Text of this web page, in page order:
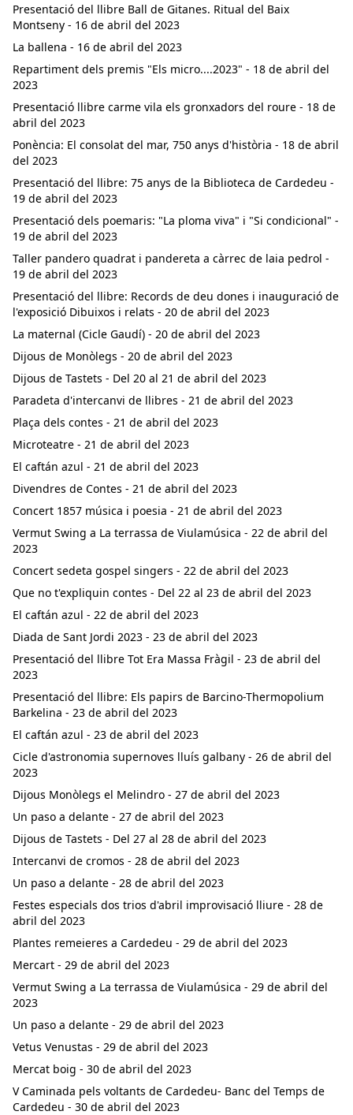
Presentació del llibre Ball de Gitanes. Ritual del Baix
Montseny - 16 de abril del 2023
La ballena - 16 de abril del 2023
Repartiment dels premis "Els micro....2023" - 18 de abril del
2023
Presentació llibre carme vila els gronxadors del roure - 18 de
abril del 2023
Ponència: El consolat del mar, 750 anys d'història - 18 de abril
del 2023
Presentació del llibre: 75 anys de la Biblioteca de Cardedeu -
19 de abril del 2023
Presentació dels poemaris: "La ploma viva" i "Si condicional" -
19 de abril del 2023
Taller pandero quadrat i pandereta a càrrec de laia pedrol -
19 de abril del 2023
Presentació del llibre: Records de deu dones i inauguració de
l'exposició Dibuixos i relats - 20 de abril del 2023
La maternal (Cicle Gaudí) - 20 de abril del 2023
Dijous de Monòlegs - 20 de abril del 2023
Dijous de Tastets - Del 20 al 21 de abril del 2023
Paradeta d'intercanvi de llibres - 21 de abril del 2023
Plaça dels contes - 21 de abril del 2023
Microteatre - 21 de abril del 2023
El caftán azul - 21 de abril del 2023
Divendres de Contes - 21 de abril del 2023
Concert 1857 música i poesia - 21 de abril del 2023
Vermut Swing a La terrassa de Viulamúsica - 22 de abril del
2023
Concert sedeta gospel singers - 22 de abril del 2023
Que no t'expliquin contes - Del 22 al 23 de abril del 2023
El caftán azul - 22 de abril del 2023
Diada de Sant Jordi 2023 - 23 de abril del 2023
Presentació del llibre Tot Era Massa Fràgil - 23 de abril del
2023
Presentació del llibre: Els papirs de Barcino-Thermopolium
Barkelina - 23 de abril del 2023
El caftán azul - 23 de abril del 2023
Cicle d'astronomia supernoves lluís galbany - 26 de abril del
2023
Dijous Monòlegs el Melindro - 27 de abril del 2023
Un paso a delante - 27 de abril del 2023
Dijous de Tastets - Del 27 al 28 de abril del 2023
Intercanvi de cromos - 28 de abril del 2023
Un paso a delante - 28 de abril del 2023
Festes especials dos trios d'abril improvisació lliure - 28 de
abril del 2023
Plantes remeieres a Cardedeu - 29 de abril del 2023
Mercart - 29 de abril del 2023
Vermut Swing a La terrassa de Viulamúsica - 29 de abril del
2023
Un paso a delante - 29 de abril del 2023
Vetus Venustas - 29 de abril del 2023
Mercat boig - 30 de abril del 2023
V Caminada pels voltants de Cardedeu- Banc del Temps de
Cardedeu - 30 de abril del 2023